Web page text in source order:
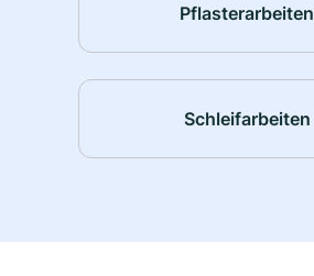
Pflasterarbeiten
Schleifarbeiten